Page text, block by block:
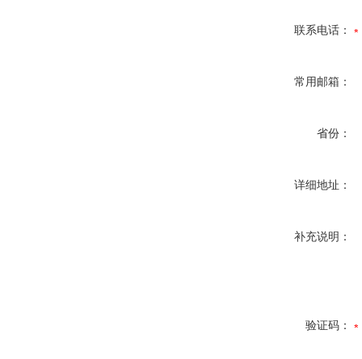
联系电话：
常用邮箱：
省份：
详细地址：
补充说明：
验证码：